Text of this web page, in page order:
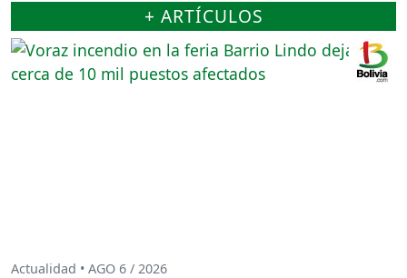
+ ARTÍCULOS
Actualidad • AGO 6 / 2026